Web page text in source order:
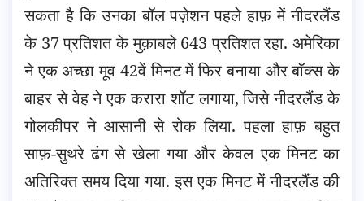
सकता है कि उनका बॉल पज़ेशन पहले हाफ़ में नीदरलैंड
के 37 प्रतिशत के मुक़ाबले 643 प्रतिशत रहा. अमेरिका
ने एक अच्छा मूव 42वें मिनट में फिर बनाया और बॉक्स के
बाहर से वेह ने एक करारा शॉट लगाया, जिसे नीदरलैंड के
गोलकीपर ने आसानी से रोक लिया. पहला हाफ़ बहुत
साफ़-सुथरे ढंग से खेला गया और केवल एक मिनट का
अतिरिक्त समय दिया गया. इस एक मिनट में नीदरलैंड की